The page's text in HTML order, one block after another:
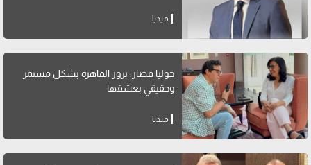
ميديا
جوليا قصار: بزور القاهرة بشكل مستمر
وحقيقي بعشقها
ميديا